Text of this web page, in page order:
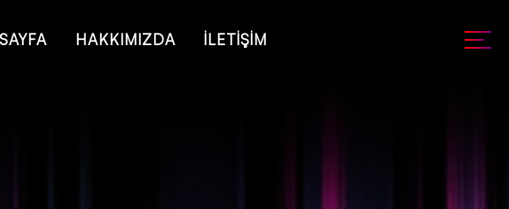
string is deprecated in/home/konsmenajericom/public_html/api/kontrol/etiket.php
HAKKIMIZDA İLETİŞİM